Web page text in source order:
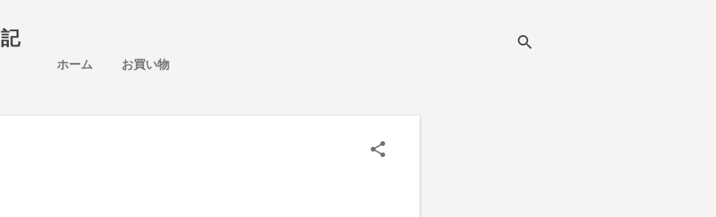
ホーム お買い物